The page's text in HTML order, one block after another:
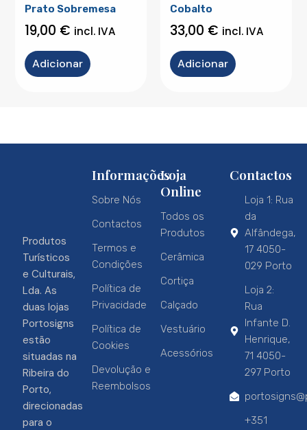
Prato Sobremesa
19,00 € incl. IVA
Adicionar
Cobalto
33,00 € incl. IVA
Adicionar
Produtos
Turísticos
e Culturais,
Lda. As
duas lojas
Portosigns
estão
situadas na
Ribeira do
Porto,
direcionadas
para o
Informações
Sobre Nós
Contactos
Termos e
Condições
Política de
Privacidade
Política de
Cookies
Devolução e
Reembolsos
Loja
Online
Todos os
Produtos
Cerâmica
Cortiça
Calçado
Vestuário
Acessórios
Contactos
Loja 1: Rua
da
Alfândega,
17 4050-
029 Porto
Loja 2:
Rua
Infante D.
Henrique,
71 4050-
297 Porto
+351